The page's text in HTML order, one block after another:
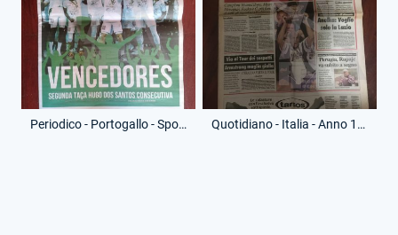
Periodico - Portogallo - Sporting Lisbona - Anno 2023 - 19 Gennaio 2023 - Sporting - Vincitore Coppa Hugo dos Santos Quotidiano - Italia - Anno 1999 - 4 Luglio 1999 - Corriere dello Sport - Campione d'Europa